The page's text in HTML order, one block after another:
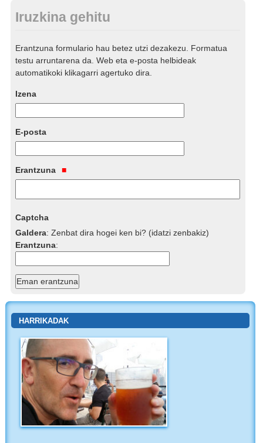
Iruzkina gehitu
Erantzuna formulario hau betez utzi dezakezu. Formatua
testu arruntarena da. Web eta e-posta helbideak
automatikoki klikagarri agertuko dira.
Izena
E-posta
Erantzuna
Captcha
Galdera:Zenbat dira hogei ken bi? (idatzi zenbakiz)
Erantzuna:
HARRIKADAK